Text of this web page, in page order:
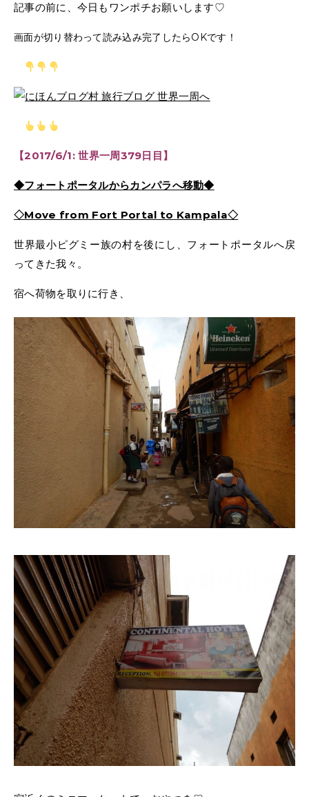
記事の前に、今日もワンポチお願いします♡
画面が切り替わって読み込み完了したらOKです！
【2017/6/1: 世界一周379日目】
◆フォートポータルからカンパラへ移動◆
◇Move from Fort Portal to Kampala◇
世界最小ピグミー族の村を後にし、フォートポータルへ戻
ってきた我々。
宿へ荷物を取りに行き、